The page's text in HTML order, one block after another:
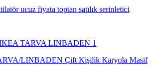
ucuz fiyata toptan satılık serinletici
LINBADEN Çift Kişilik Karyola Masif